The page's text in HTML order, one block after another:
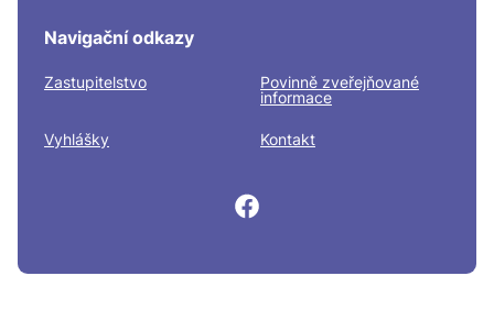
Navigační odkazy
Zastupitelstvo
Povinně zveřejňované
informace
Vyhlášky Kontakt